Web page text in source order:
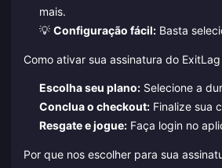
mais.
💡 Configuração fácil:Basta
Como ativar sua assinatura do ExitLag
Escolha seu plano:Selecione a
Conclua o checkout:Finalize sua
Resgate e jogue:Faça login no
Por que nos escolher para sua